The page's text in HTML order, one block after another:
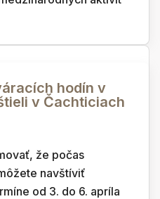
hodín v
v Čachticiach
že počas
navštíviť
od 3. do 6. apríla